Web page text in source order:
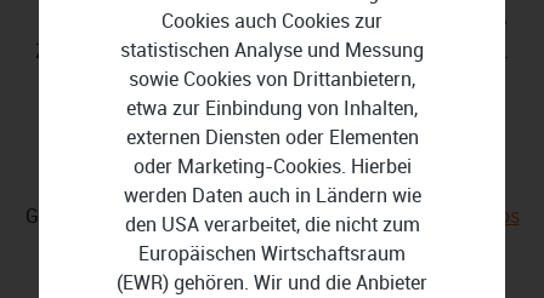
Verwalten Sie Passwörter per Mausklick und füllen Sie
Zugangsdaten Ihrer Online-Accounts automatisch aus.
Daten verschlüsseln
Verschlüsseln Sie vertrauliche Daten wie
Geschäftsunterlagen und bewahren Sie diese in
Steganos
Daten-Safesicher auf.
Cookies auch Cookies zur
statistischen Analyse und Messung
sowie Cookies von Drittanbietern,
etwa zur Einbindung von Inhalten,
externen Diensten oder Elementen
oder Marketing-Cookies. Hierbei
werden Daten auch in Ländern wie
den USA verarbeitet, die nicht zum
Europäischen Wirtschaftsraum
(EWR) gehören. Wir und die Anbieter